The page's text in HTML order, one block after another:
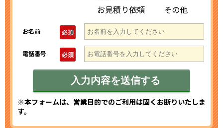
お見積り依頼
その他
お名前 必須
電話番号 必須
※本フォームは、営業目的でのご利用は固くお断りいたしま
す。